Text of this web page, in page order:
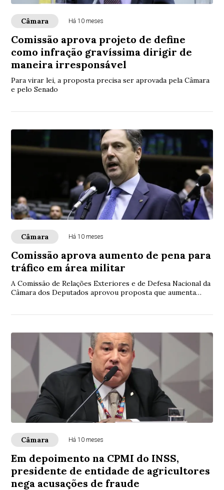
Câmara Há 10 meses
Comissão aprova projeto de define
como infração gravíssima dirigir de
maneira irresponsável
Para virar lei, a proposta precisa ser aprovada pela Câmara
e pelo Senado
Câmara Há 10 meses
Comissão aprova aumento de pena para
tráfico em área militar
A Comissão de Relações Exteriores e de Defesa Nacional da
Câmara dos Deputados aprovou proposta que aumenta
Câmara Há 10 meses
Em depoimento na CPMI do INSS,
presidente de entidade de agricultores
nega acusações de fraude